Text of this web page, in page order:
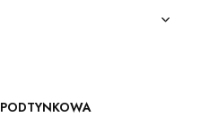
PODTYNKOWA